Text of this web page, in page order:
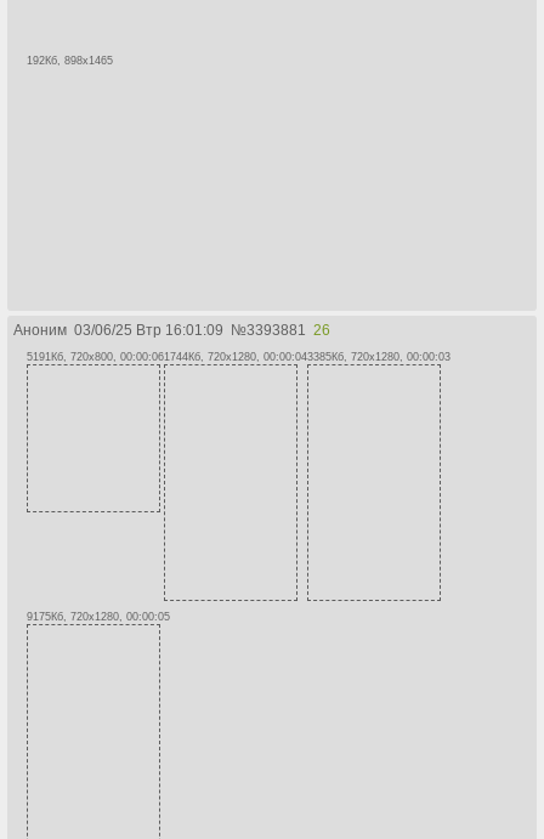
192Кб, 898x1465
Аноним 03/06/25 Втр 16:01:09 №3393881 26
5191Кб, 720x800, 00:00:061744Кб, 720x1280, 00:00:043385Кб, 720x1280, 00:00:03
9175Кб, 720x1280, 00:00:05